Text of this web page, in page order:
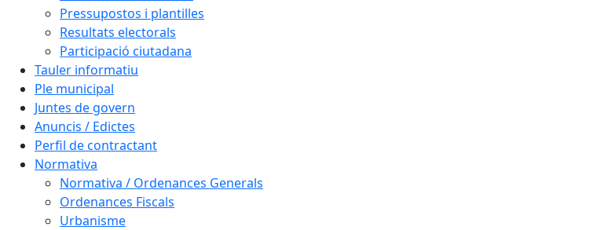
Pressupostos i plantilles
Resultats electorals
Participació ciutadana
Tauler informatiu
Ple municipal
Juntes de govern
Anuncis / Edictes
Perfil de contractant
Normativa
Normativa / Ordenances Generals
Ordenances Fiscals
Urbanisme